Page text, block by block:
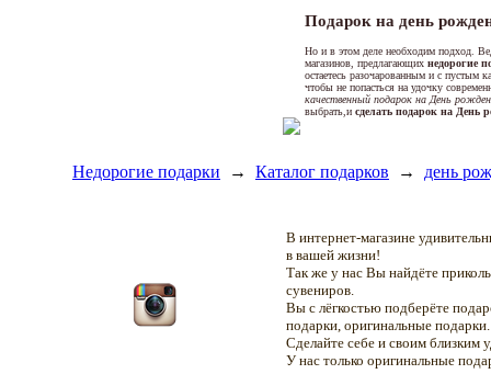
Подарок на день
Но и в этом деле необходим подход.
магазинов, предлагающих недорогие
остаетесь разочарованным и с пустым
чтобы не попасться на удочку
качественный подарок на День
выбрать,и сделать подарок на День
Недорогие подарки → Каталог подарков → день
В интернет-магазине
в вашей жизни!
Так же у нас Вы найдёте
сувениров.
Вы с лёгкостью подберёте
подарки, оригинальные подарки.
Сделайте себе и своим близким
У нас только оригинальные